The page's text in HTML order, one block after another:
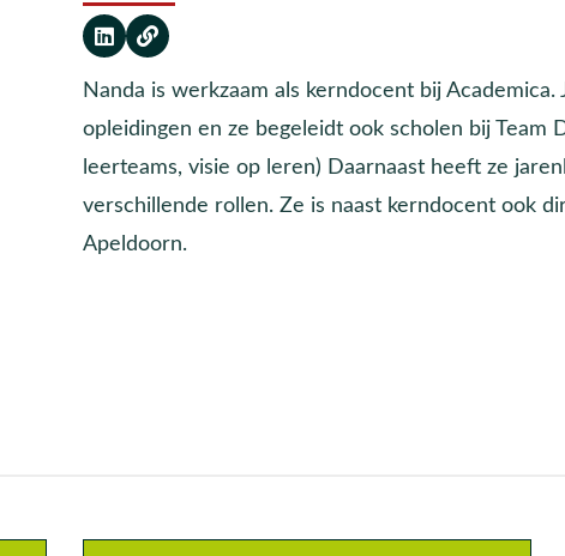
Nanda is werkzaam als kerndocent bij
opleidingen en ze begeleidt ook scholen bij Team
leerteams, visie op leren) Daarnaast heeft ze
verschillende rollen. Ze is naast kerndocent ook
Apeldoorn.